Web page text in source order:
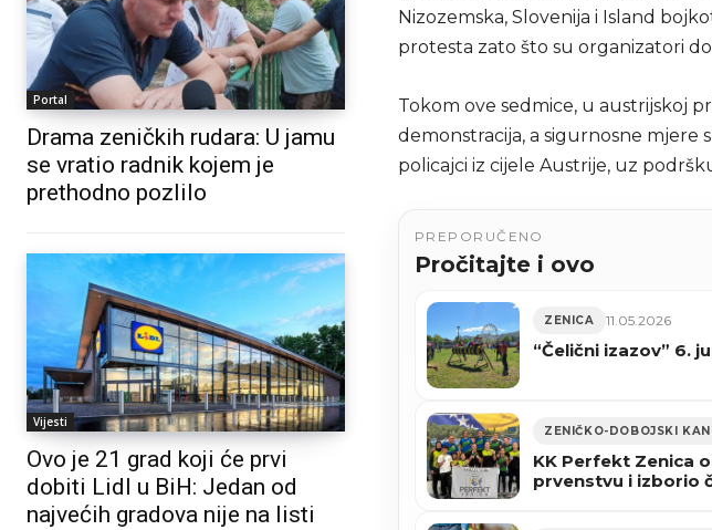
Portal
Drama zeničkih rudara: U jamu
se vratio radnik kojem je
prethodno pozlilo
Vijesti
Ovo je 21 grad koji će prvi
dobiti Lidl u BiH: Jedan od
najvećih gradova nije na listi
Nizozemska, Slovenija i Island
protesta zato što su organizatori
Tokom ove sedmice, u austrijskoj
demonstracija, a sigurnosne mjere
policajci iz cijele Austrije, uz
PREPORUČENO
Pročitajte i ovo
ZENICA 11.05.2026
“Čelični izazov” 6.
ZENIČKO-DOBOJSKI
KK Perfekt Zenica
prvenstvu i izborio